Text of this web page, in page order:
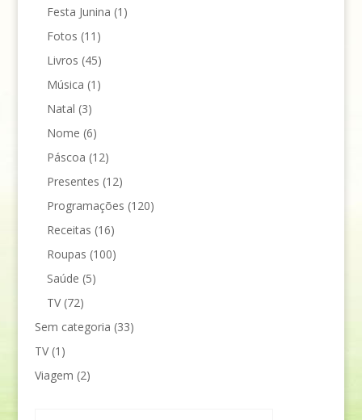
Festa Junina (1)
Fotos (11)
Livros (45)
Música (1)
Natal (3)
Nome (6)
Páscoa (12)
Presentes (12)
Programações (120)
Receitas (16)
Roupas (100)
Saúde (5)
TV(72)
Sem categoria (33)
TV(1)
Viagem (2)